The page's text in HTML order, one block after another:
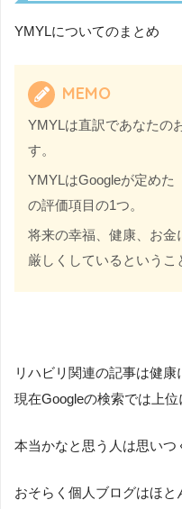
YMYLについてのまとめ
MEMO
YMYLは直訳であなたの
す。
YMYLはGoogleが定めた
の評価項目の1つ。
将来の幸福、健康、お金
厳しくしているというこ
リハビリ関連の記事は健康
現在Googleの検索では上位
本当かなと思う人は思いつ
おそらく個人ブログはほ